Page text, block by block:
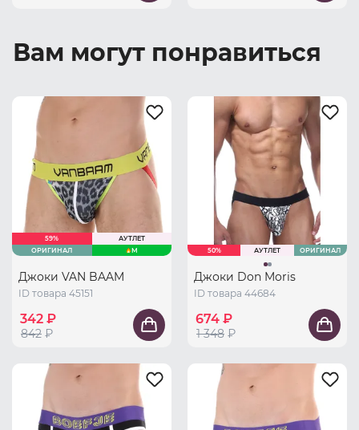
Вам могут понравиться
59%
АУТЛЕТ
ОРИГИНАЛ
M
Джоки VAN BAAM
ID товара 45151
342 ₽
842 ₽
50% АУТЛЕТ ОРИГИНАЛ
Джоки Don Moris
ID товара 44684
674 ₽
1 348 ₽